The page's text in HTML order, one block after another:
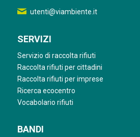
utenti@viambiente.it
SERVIZI
Servizio di raccolta rifiuti
Raccolta rifiuti per cittadini
Raccolta rifiuti per imprese
Ricerca ecocentro
Vocabolario rifiuti
BANDI